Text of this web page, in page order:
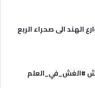
الهند الى صحراء الربع
#الغش_في_العلم